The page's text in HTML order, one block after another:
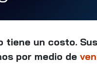
tiene un costo.
por medio de